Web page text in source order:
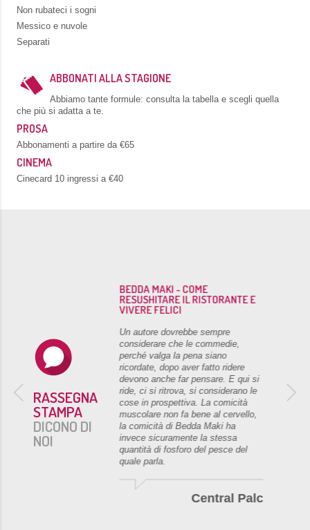
Non rubateci i sogni
Messico e nuvole
Separati
ABBONATI ALLA STAGIONE
Abbiamo tante formule: consulta la tabella e scegli quella
che più si adatta a te.
PROSA
Abbonamenti a partire da €65
CINEMA
Cinecard 10 ingressi a €40
RASSEGNA
STAMPA
DICONO DI
NOI
da attori
che hanno
e temi. Da
la speranza
di quest’anno
in
dalla
porti frutti
BEDDA MAKI - COME
RESUSHITARE IL RISTORANTE E
VIVERE FELICI
Un autore dovrebbe sempre
considerare che le commedie,
perché valga la pena siano
ricordate, dopo aver fatto ridere
devono anche far pensare. E qui si
ride, ci si ritrova, si considerano le
cose in prospettiva. La comicità
muscolare non fa bene al cervello,
la comicità di Bedda Maki ha
invece sicuramente la stessa
quantità di fosforo del pesce del
quale parla.
Central Palc